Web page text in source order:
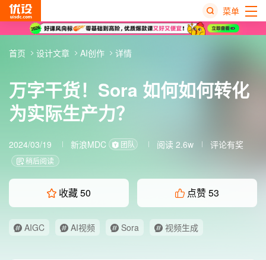
菜单
万字干货！Sora 如何如何转化
为实际生产力？
2024/03/19 新浪MDC 团队 阅读 2.6w 评论有奖
稍后阅读
收藏50 点赞53
AIGC AI视频 Sora 视频生成
首页 设计文章 AI创作 详情